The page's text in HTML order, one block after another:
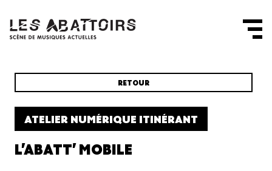
RETOUR
ATELIER NUMÉRIQUE ITINÉRANT
L'ABATT' MOBILE